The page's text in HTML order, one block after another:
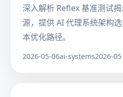
深入解析 Reflex 基准测试
源，提供 AI 代理系统架构
本优化路径。
2026-05-06ai-systems2026-05